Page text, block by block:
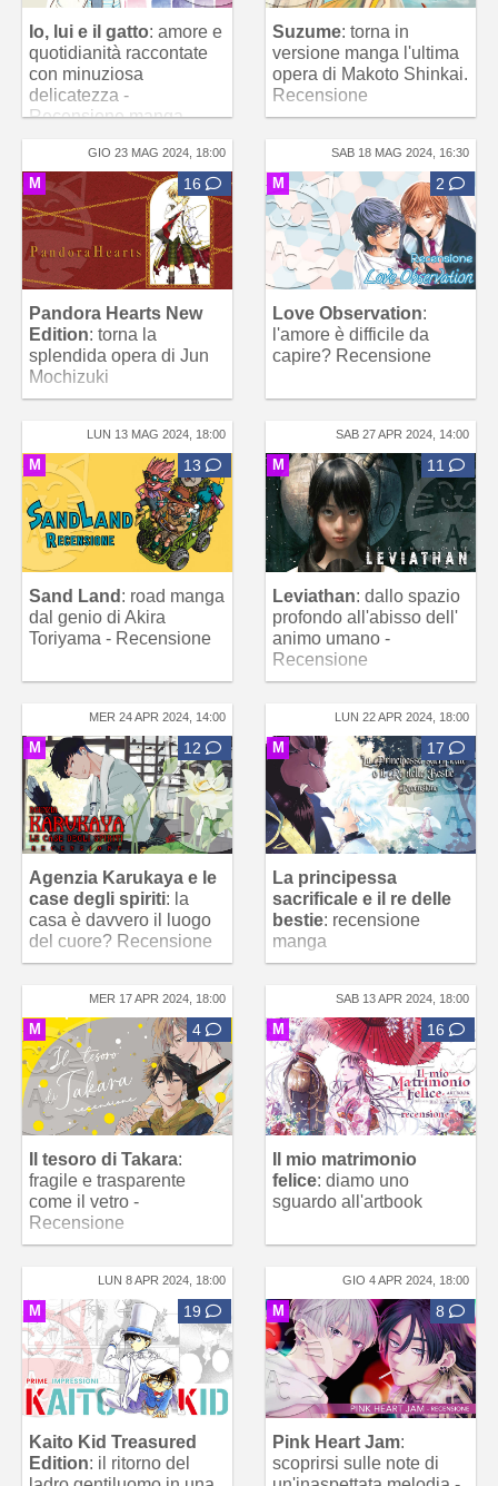
Io, lui e il gatto: amore e
quotidianità raccontate
con minuziosa
delicatezza -
Recensione manga
Suzume: torna in
versione manga l'ultima
opera di Makoto Shinkai.
Recensione
GIO 23 MAG 2024, 18:00
M 16
Pandora Hearts New
Edition: torna la
splendida opera di Jun
Mochizuki
SAB 18 MAG 2024, 16:30
M 2
Love Observation:
l'amore è difficile da
capire? Recensione
LUN 13 MAG 2024, 18:00
M 13
Sand Land : road manga
dal genio di Akira
Toriyama - Recensione
SAB 27 APR 2024, 14:00
M 11
Leviathan: dallo spazio
profondo all'abisso dell'
animo umano -
Recensione
MER 24 APR 2024, 14:00
M 12
Agenzia Karukaya e le
case degli spiriti: la
casa è davvero il luogo
del cuore? Recensione
LUN 22 APR 2024, 18:00
M 17
La principessa
sacrificale e il re delle
bestie: recensione
manga
MER 17 APR 2024, 18:00
M 4
Il tesoro di Takara:
fragile e trasparente
come il vetro -
Recensione
SAB 13 APR 2024, 18:00
M 16
Il mio matrimonio
felice: diamo uno
sguardo all'artbook
LUN 8 APR 2024, 18:00
M 19
Kaito Kid Treasured
Edition: il ritorno del
GIO 4 APR 2024, 18:00
M 8
Pink Heart Jam:
scoprirsi sulle note di